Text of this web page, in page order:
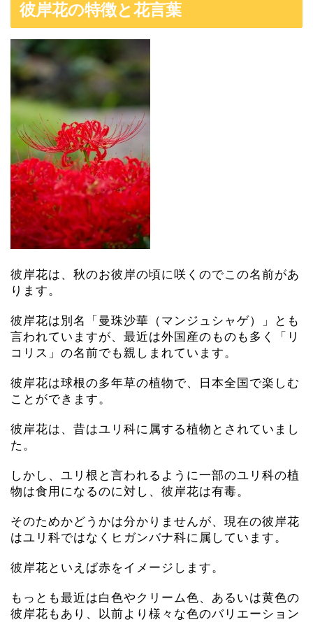
彼岸花の特徴と花言葉
彼岸花は、秋のお彼岸の頃に咲くのでこの名前があ
ります。
彼岸花は別名「曼珠沙華（マンジュシャゲ）」とも
言われていますが、最近は外国産のものも多く「リ
コリス」の名前でも親しまれています。
彼岸花は球根の多年草の植物で、日本全国で楽しむ
ことができます。
彼岸花は、昔はユリ科に属する植物とされていまし
た。
しかし、ユリ根と言われるように一部のユリ科の植
物は食用になるのに対し、彼岸花は有毒。
そのためかどうかは分かりませんが、現在の彼岸花
はユリ科ではなくヒガンバナ科に属しています。
彼岸花といえば赤をイメージします。
もっとも最近は白色やクリーム色、あるいは黄色の
彼岸花もあり、以前より様々な色のバリエーション